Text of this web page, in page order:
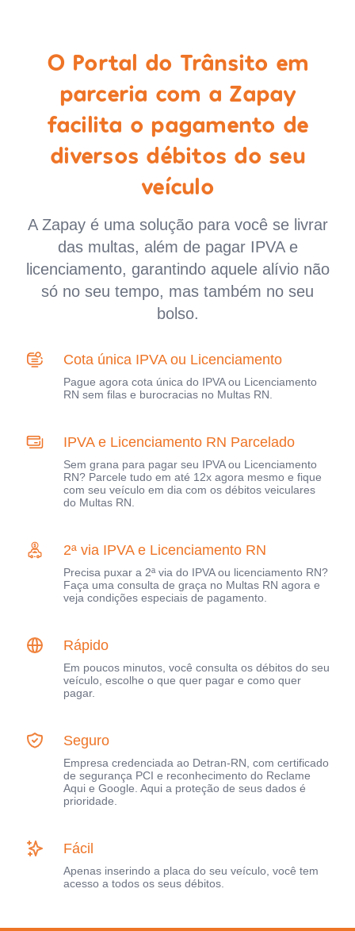
O Portal do Trânsito em
parceria com a Zapay
facilita o pagamento de
diversos débitos do seu
veículo
A Zapay é uma solução para você se livrar
das multas, além de pagar IPVA e
licenciamento, garantindo aquele alívio não
só no seu tempo, mas também no seu
bolso.
Cota única IPVA ou Licenciamento
Pague agora cota única do IPVA ou Licenciamento
RN sem filas e burocracias no Multas RN.
IPVA e Licenciamento RN Parcelado
Sem grana para pagar seu IPVA ou Licenciamento
RN? Parcele tudo em até 12x agora mesmo e fique
com seu veículo em dia com os débitos veiculares
do Multas RN.
2ª via IPVA e Licenciamento RN
Precisa puxar a 2ª via do IPVA ou licenciamento RN?
Faça uma consulta de graça no Multas RN agora e
veja condições especiais de pagamento.
Rápido
Em poucos minutos, você consulta os débitos do seu
veículo, escolhe o que quer pagar e como quer
pagar.
Seguro
Empresa credenciada ao Detran-RN, com certificado
de segurança PCI e reconhecimento do Reclame
Aqui e Google. Aqui a proteção de seus dados é
prioridade.
Fácil
Apenas inserindo a placa do seu veículo, você tem
acesso a todos os seus débitos.